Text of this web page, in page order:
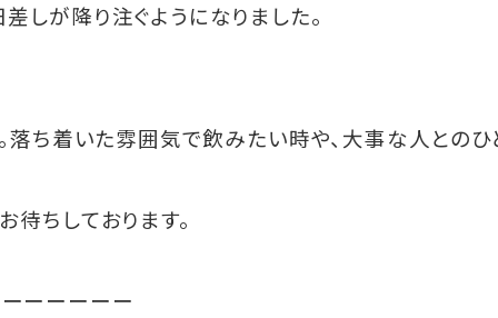
しが降り注ぐようになりました。
ち着いた雰囲気で飲みたい時や、大事な人とのひ
待ちしております。
ーーーーー